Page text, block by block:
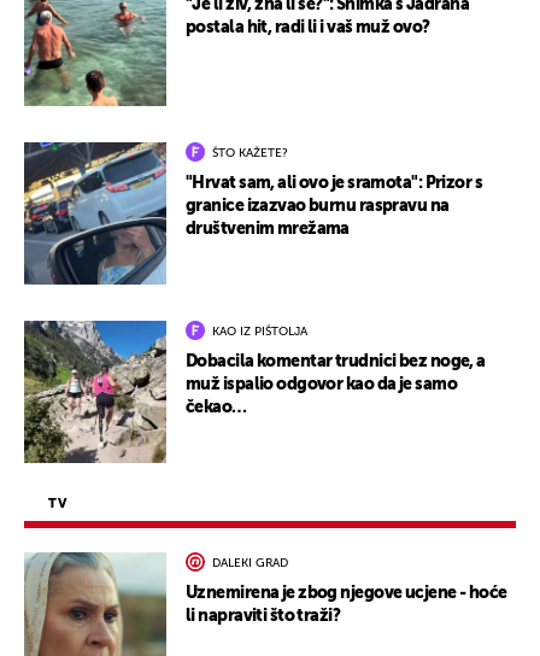
"Je li živ, zna li se?": Snimka s Jadrana
postala hit, radi li i vaš muž ovo?
ŠTO KAŽETE?
"Hrvat sam, ali ovo je sramota": Prizor s
granice izazvao burnu raspravu na
društvenim mrežama
KAO IZ PIŠTOLJA
Dobacila komentar trudnici bez noge, a
muž ispalio odgovor kao da je samo
čekao…
TV
DALEKI GRAD
Uznemirena je zbog njegove ucjene - hoće
li napraviti što traži?